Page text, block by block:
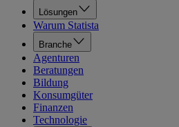
Lösungen
Warum Statista
Branche
Agenturen
Beratungen
Bildung
Konsumgüter
Finanzen
Technologie